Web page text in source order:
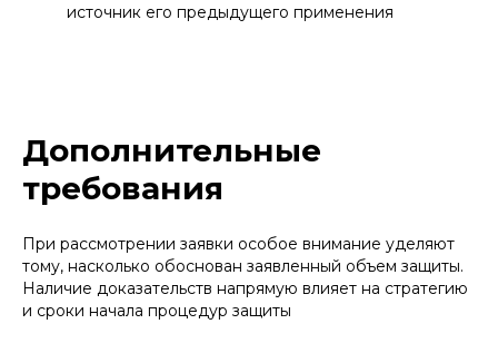
источник его предыдущего применения
Дополнительные
требования
При рассмотрении заявки особое внимание уделяют
тому, насколько обоснован заявленный объем защиты.
Наличие доказательств напрямую влияет на стратегию
и сроки начала процедур защиты
Это мое первое изобретение, обратилась
в «Афонин, Божор и партнеры» и не
жалею, провели по всей процедуре с
успешным и предсказуемым результатом
— получением патента